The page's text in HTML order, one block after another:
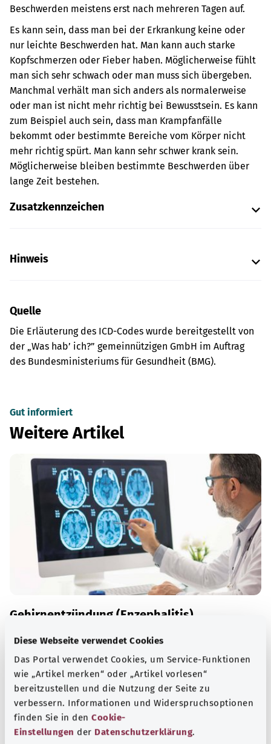
Diese Webseite verwendet Cookies
Das Portal verwendet Cookies, um Service-Funktionen
wie „Artikel merken“ oder „Artikel vorlesen“
bereitzustellen und die Nutzung der Seite zu
verbessern. Informationen und Widerspruchsoptionen
finden Sie in den Cookie-
Einstellungen der Datenschutzerklärung.
Beschwerden meistens erst nach mehreren Tagen auf.
Es kann sein, dass man bei der Erkrankung keine oder
nur leichte Beschwerden hat. Man kann auch starke
Kopfschmerzen oder Fieber haben. Möglicherweise fühlt
man sich sehr schwach oder man muss sich übergeben.
Manchmal verhält man sich anders als normalerweise
oder man ist nicht mehr richtig bei Bewusstsein. Es kann
zum Beispiel auch sein, dass man Krampfanfälle
bekommt oder bestimmte Bereiche vom Körper nicht
mehr richtig spürt. Man kann sehr schwer krank sein.
Möglicherweise bleiben bestimmte Beschwerden über
lange Zeit bestehen.
Zusatzkennzeichen
Hinweis
Quelle
Die Erläuterung des ICD-Codes wurde bereitgestellt von
der „Was hab’ ich?” gemeinnützigen GmbH im Auftrag
des Bundesministeriums für Gesundheit (BMG).
Gut informiert
Weitere Artikel
Gehirnentzündung (Enzephalitis)
Bei einer Enzephalitis ist das Gehirn entzündet. Das kann
verschiedene Ursachen haben. Am häufigsten lösen Viren
eine Gehirnentzündung aus.
Mehr erfahren